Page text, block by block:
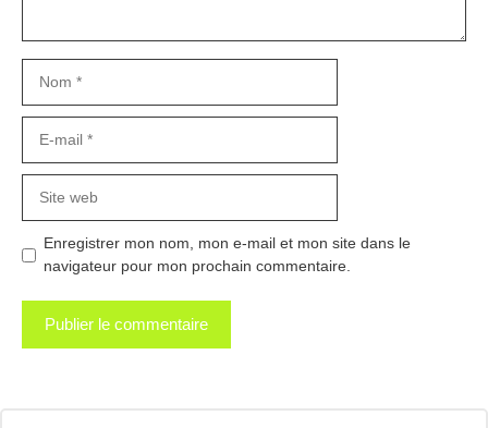
mail
web
Enregistrer mon nom, mon e-mail et mon site dans le
navigateur pour mon prochain commentaire.